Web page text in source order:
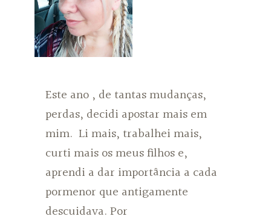
Este ano , de tantas mudanças,
perdas, decidi apostar mais em
mim. Li mais, trabalhei mais,
curti mais os meus filhos e,
aprendi a dar importância a cada
pormenor que antigamente
descuidava. Por